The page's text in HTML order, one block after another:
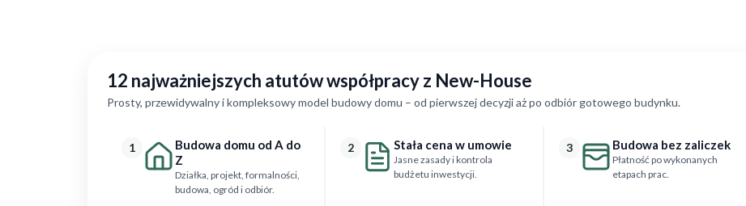
12 najważniejszych atutów współpracy z New-House
Prosty, przewidywalny i kompleksowy model budowy domu – od pierwszej decyzji aż po odbiór gotowego budynku.
1
Budowa domu od A do
Z
Działka, projekt, formalności,
budowa, ogród i odbiór.
2 Stała cena w umowie
Jasne zasady i kontrola
budżetu inwestycji.
3 Budowa bez zaliczek
Płatność po wykonanych
etapach prac.